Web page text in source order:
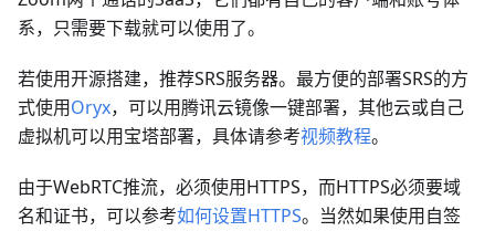
系，只需要下载就可以使用了。
若使用开源搭建，推荐SRS服务器。最方便的部署SRS的方
式使用Oryx，可以用腾讯云镜像一键部署，其他云或自己
虚拟机可以用宝塔部署，具体请参考视频教程。
由于WebRTC推流，必须使用HTTPS，而HTTPS必须要域
名和证书，可以参考如何设置HTTPS。当然如果使用自签